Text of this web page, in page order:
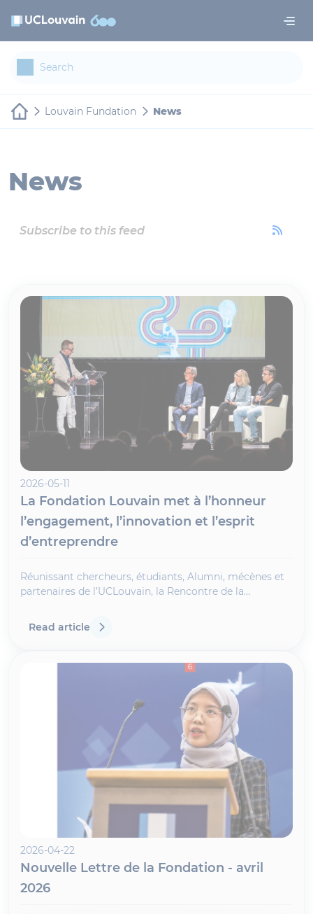
Louvain Fundation News
News
Subscribe to this feed
2026-05-11
La Fondation Louvain met à l’honneur
l’engagement, l’innovation et l’esprit
d’entreprendre
Réunissant chercheurs, étudiants, Alumni, mécènes et
partenaires de l’UCLouvain, la Rencontre de la
mécénat dans le développement de projets innovant
Read article
2026-04-22
Nouvelle Lettre de la Fondation - avril
2026